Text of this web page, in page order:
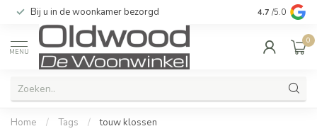
Bij u in de woonkamer bezorgd Kwaliteit &
4.7 /5.0
MENU
0
Home / Tags / touw klossen